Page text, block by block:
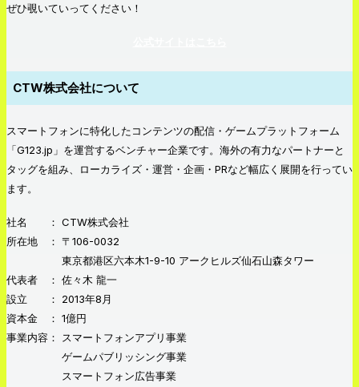
ぜひ覗いていってください！
CTW株式会社について
スマートフォンに特化したコンテンツの配信・ゲームプラットフォーム
「G123.jp」を運営するベンチャー企業です。海外の有力なパートナーと
タッグを組み、ローカライズ・運営・企画・PRなど幅広く展開を行ってい
ます。
社名 ： CTW株式会社
所在地 ： 〒106-0032
東京都港区六本木1-9-10 アークヒルズ仙石山森タワー
代表者 ： 佐々木 龍一
設立 ： 2013年8月
資本金 ： 1億円
事業内容： スマートフォンアプリ事業
ゲームパブリッシング事業
スマートフォン広告事業